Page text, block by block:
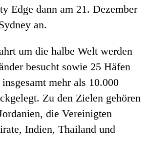
Edge dann am 21. Dezember
an.
um die halbe Welt werden
besucht sowie 25 Häfen
mehr als 10.000
Zu den Zielen gehören
die Vereinigten
Indien, Thailand und